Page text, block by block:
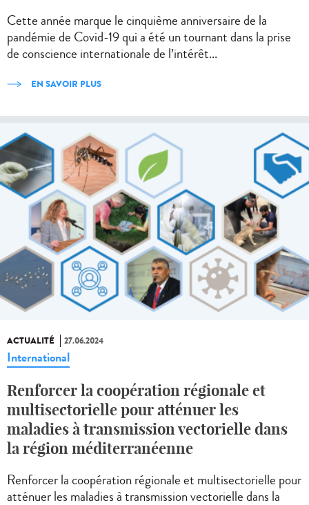
Cette année marque le cinquième anniversaire de la
pandémie de Covid-19 qui a été un tournant dans la prise
de conscience internationale de l’intérêt...
EN SAVOIR PLUS
ACTUALITÉ 27.06.2024
International
Renforcer la coopération régionale et
multisectorielle pour atténuer les
maladies à transmission vectorielle dans
la région méditerranéenne
Renforcer la coopération régionale et multisectorielle pour
atténuer les maladies à transmission vectorielle dans la